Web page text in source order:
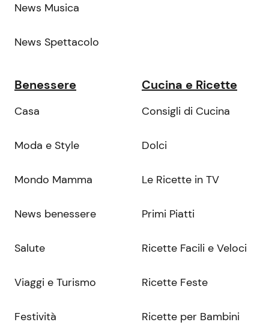
News Musica
News Spettacolo
Benessere
Casa
Moda e Style
Mondo Mamma
News benessere
Salute
Viaggi e Turismo
Festività
Cucina e Ricette
Consigli di Cucina
Dolci
Le Ricette in TV
Primi Piatti
Ricette Facili e Veloci
Ricette Feste
Ricette per Bambini